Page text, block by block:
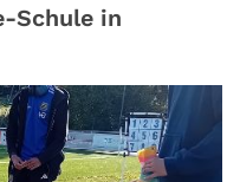
Schule in